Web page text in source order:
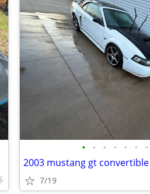
• • • • • • •
2003 mustang gt convertible
7/19